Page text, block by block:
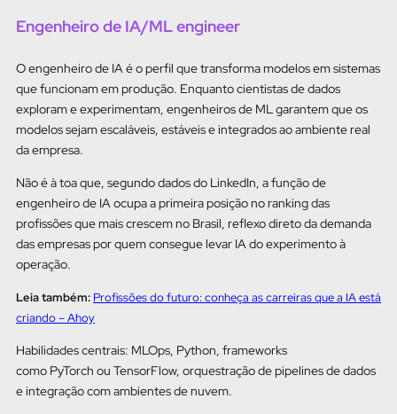
Engenheiro de IA/ML engineer
O engenheiro de IA é o perfil que transforma modelos em sistemas
que funcionam em produção. Enquanto cientistas de dados
exploram e experimentam, engenheiros de ML garantem que os
modelos sejam escaláveis, estáveis e integrados ao ambiente real
da empresa.
Não é à toa que, segundo dados do LinkedIn, a função de
engenheiro de IA ocupa a primeira posição no ranking das
profissões que mais crescem no Brasil, reflexo direto da demanda
das empresas por quem consegue levar IA do experimento à
operação.
Leia também: Profissões do futuro: conheça as carreiras que a IA está
criando – Ahoy
Habilidades centrais: MLOps, Python, frameworks
como PyTorch ou TensorFlow, orquestração de pipelines de dados
e integração com ambientes de nuvem.